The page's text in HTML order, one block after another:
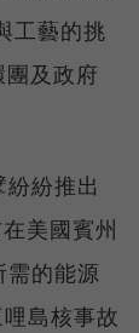
工藝的挑
及政府
紛推出
美國賓州
需的能源
島核事故